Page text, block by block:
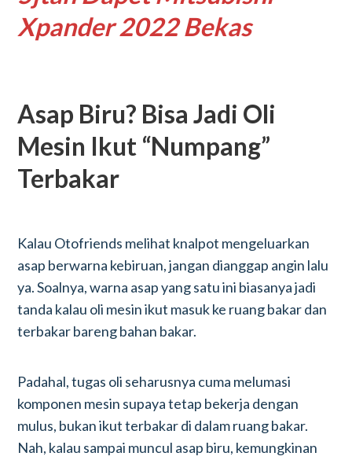
Xpander 2022 Bekas
Asap Biru? Bisa Jadi Oli
Mesin Ikut “Numpang”
Terbakar
Kalau Otofriends melihat knalpot mengeluarkan
asap berwarna kebiruan, jangan dianggap angin lalu
ya. Soalnya, warna asap yang satu ini biasanya jadi
tanda kalau oli mesin ikut masuk ke ruang bakar dan
terbakar bareng bahan bakar.
Padahal, tugas oli seharusnya cuma melumasi
komponen mesin supaya tetap bekerja dengan
mulus, bukan ikut terbakar di dalam ruang bakar.
Nah, kalau sampai muncul asap biru, kemungkinan